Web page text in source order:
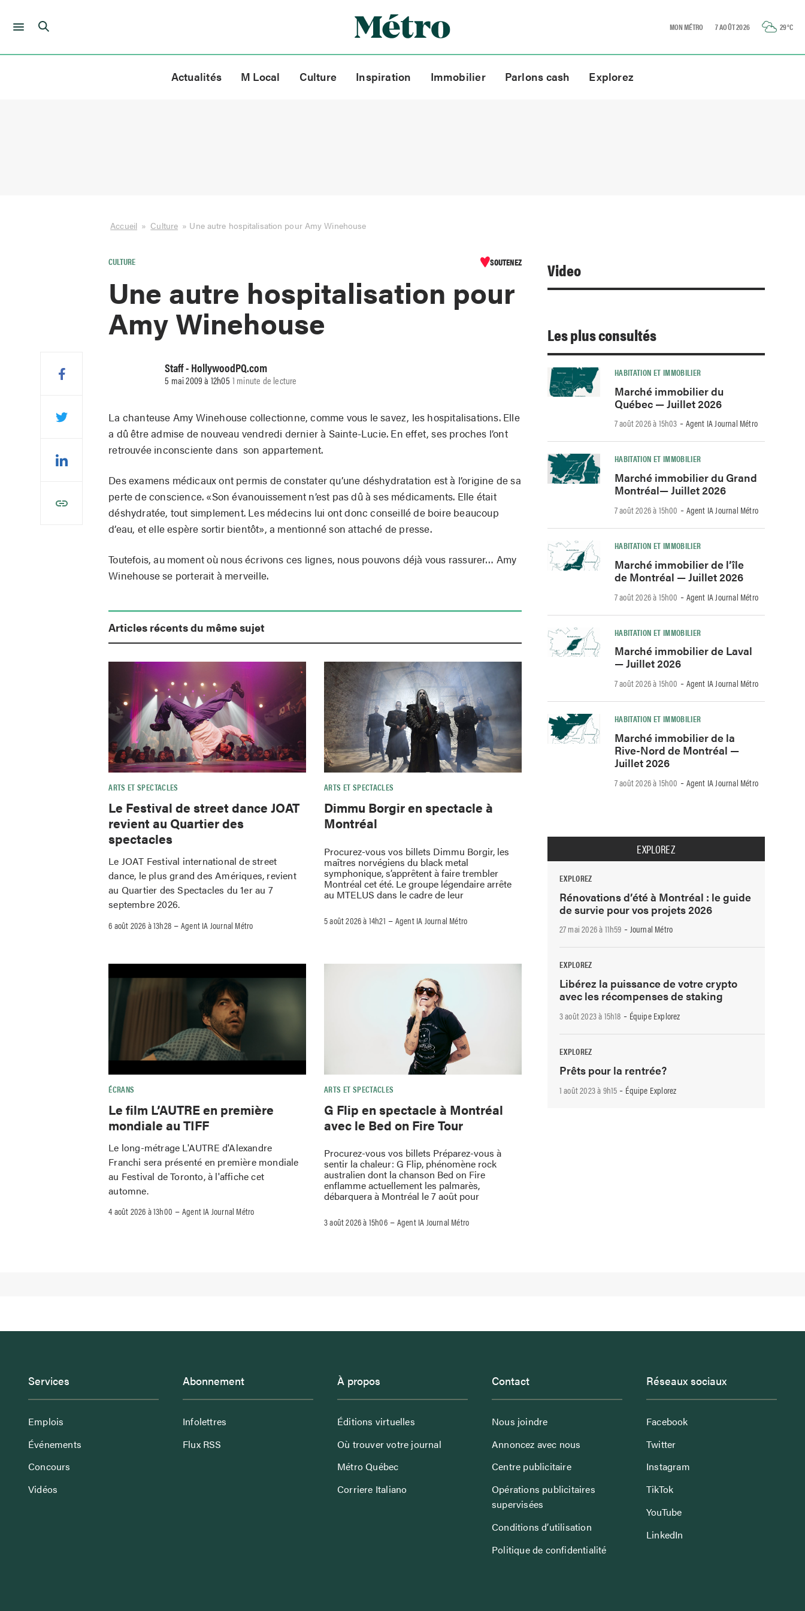
Skip
MON MÉTRO 7 AOÛT 2026 29°C
Actualités M Local Culture Inspiration Immobilier Parlons cash Explorez
Accueil » Culture » Une autre hospitalisation pour Amy Winehouse
CULTURE SOUTENEZ
Une autre hospitalisation pour
Amy Winehouse
Staff - HollywoodPQ.com
5 mai 2009 à 12h05 1 minute de lecture
La chanteuse Amy Winehouse collectionne, comme vous le savez, les hospitalisations. Elle
a dû être admise de nouveau vendredi dernier à Sainte-Lucie. En effet, ses proches l’ont
retrouvée inconsciente dans son appartement.
Des examens médicaux ont permis de constater qu’une déshydratation est à l’origine de sa
perte de conscience. «Son évanouissement n’est pas dû à ses médicaments. Elle était
déshydratée, tout simplement. Les médecins lui ont donc conseillé de boire beaucoup
d’eau, et elle espère sortir bientôt», a mentionné son attaché de presse.
Toutefois, au moment où nous écrivons ces lignes, nous pouvons déjà vous rassurer… Amy
Winehouse se porterait à merveille.
Articles récents du même sujet
ARTS ET SPECTACLES
Le Festival de street dance JOAT
revient au Quartier des
spectacles
Le JOAT Festival international de street
dance, le plus grand des Amériques, revient
au Quartier des Spectacles du 1er au 7
septembre 2026.
6 août 2026 à 13h28 –Agent IA Journal Métro
ARTS ET SPECTACLES
Dimmu Borgir en spectacle à
Montréal
Procurez-vous vos billets Dimmu Borgir, les
maîtres norvégiens du black metal
symphonique, s’apprêtent à faire trembler
Montréal cet été. Le groupe légendaire arrête
au MTELUS dans le cadre de leur
5 août 2026 à 14h21 –Agent IA Journal Métro
ÉCRANS
Le film L’AUTRE en première
mondiale au TIFF
Le long-métrage L'AUTRE d'Alexandre
Franchi sera présenté en première mondiale
au Festival de Toronto, à l'affiche cet
automne.
4 août 2026 à 13h00 –Agent IA Journal Métro
ARTS ET SPECTACLES
G Flip en spectacle à Montréal
avec le Bed on Fire Tour
Procurez-vous vos billets Préparez-vous à
sentir la chaleur: G Flip, phénomène rock
australien dont la chanson Bed on Fire
enflamme actuellement les palmarès,
débarquera à Montréal le 7 août pour
3 août 2026 à 15h06–Agent IA Journal Métro
Video
Les plus consultés
HABITATION ET IMMOBILIER
Marché immobilier du
Québec — Juillet 2026
7 août 2026 à 15h03 -Agent IA Journal Métro
HABITATION ET IMMOBILIER
Marché immobilier du Grand
Montréal— Juillet 2026
7 août 2026 à 15h00 -Agent IA Journal Métro
HABITATION ET IMMOBILIER
Marché immobilier de l’île
de Montréal — Juillet 2026
7 août 2026 à 15h00 -Agent IA Journal Métro
HABITATION ET IMMOBILIER
Marché immobilier de Laval
— Juillet 2026
7 août 2026 à 15h00 -Agent IA Journal Métro
HABITATION ET IMMOBILIER
Marché immobilier de la
Rive-Nord de Montréal —
Juillet 2026
7 août 2026 à 15h00 -Agent IA Journal Métro
EXPLOREZ
EXPLOREZ
Rénovations d’été à Montréal : le guide
de survie pour vos projets 2026
27 mai 2026 à 11h59 -Journal Métro
EXPLOREZ
Libérez la puissance de votre crypto
avec les récompenses de staking
3 août 2023 à 15h18 - Équipe Explorez
EXPLOREZ
Prêts pour la rentrée?
1 août 2023 à 9h15 - Équipe Explorez
Services
Emplois
Événements
Concours
Vidéos
Abonnement
Infolettres
Flux RSS
À propos
Éditions virtuelles
Où trouver votre journal
Métro Québec
Corriere Italiano
Contact
Nous joindre
Annoncez avec nous
Centre publicitaire
Opérations publicitaires
supervisées
Conditions d’utilisation
Politique de confidentialité
Réseaux sociaux
Facebook
Twitter
Instagram
TikTok
YouTube
LinkedIn